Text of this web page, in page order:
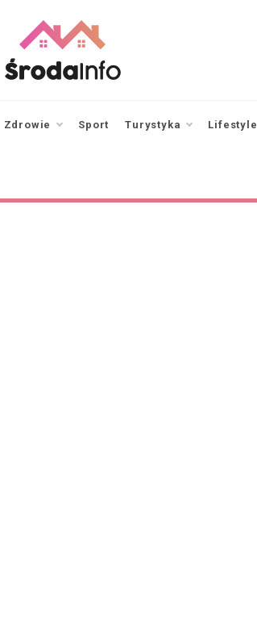
Wielkopolskiej
Zdrowie Sport Turystyka Lifestyle